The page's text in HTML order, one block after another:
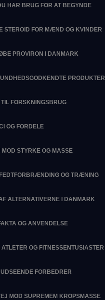
HAR BRUG FOR AT BEGYNDE
STEROID FOR MÆND OG KVINDER
PROVIRON I DANMARK
PRODUKTER
FORSKNINGSBRUG
OG FORDELE
STYRKE OG MASSE
OG TRÆNING
ALTERNATIVERNE I DANMARK
OG ANVENDELSE
OG FITNESSENTUSIASTER
FORBEDRER
MOD SUPREMEM KROPSMASSE